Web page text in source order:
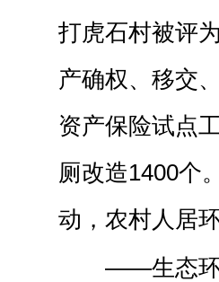
打虎石村被评
产确权、移交
资产保险试点
厕改造1400个
动，农村人居
——生态环